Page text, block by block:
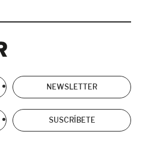
NEWSLETTER
SUSCRÍBETE